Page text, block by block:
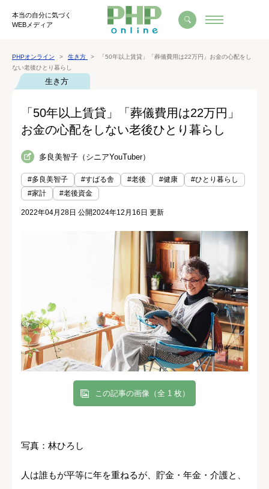
本当の自分に気づく
WEBメディア
PHPオンライン 生き方
「50年以上賃貸」「葬儀費用は22万円」お金の心配をし
ない老後ひとり暮らし
生き方
「50年以上賃貸」「葬儀費用は22万円」
お金の心配をしない老後ひとり暮らし
多良美智子（シニアYouTuber）
#多良美智子 #すばる舎 #老後 #健康
#ひとり暮らし
#家計
#老後資金
2022年04月28日 公開2024年12月16日 更新
この記事の画像（全 1 枚）
写真：林ひろし
人は誰もが平等に年を重ねるが、貯金・年金・介護と、